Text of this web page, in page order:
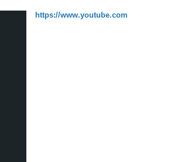
https://www.youtube.com